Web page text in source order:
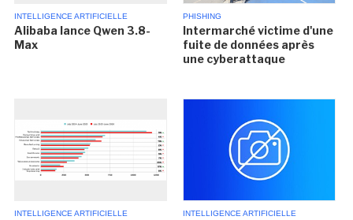
INTELLIGENCE ARTIFICIELLE
Alibaba lance Qwen 3.8-
Max
PHISHING
Intermarché victime d'une
fuite de données après
une cyberattaque
INTELLIGENCE ARTIFICIELLE INTELLIGENCE ARTIFICIELLE